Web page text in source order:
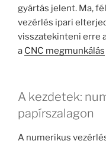
gyártás jelent. Ma,
vezérlés ipari
visszatekinteni erre
a CNC megmunkálás
A kezdetek:
papírszalagon
A numerikus